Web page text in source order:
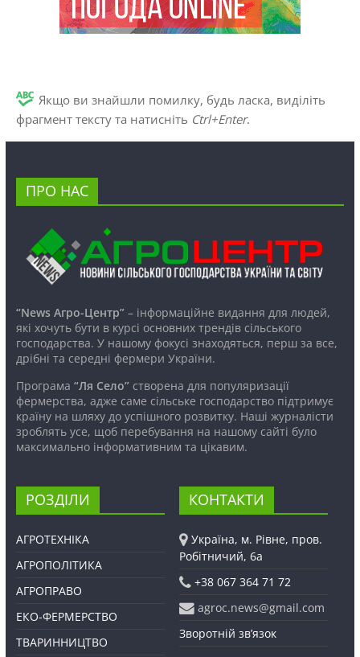
Якщо ви знайшли помилку, будь ласка, виділіть
фрагмент тексту та натисніть Ctrl+Enter.
ПРО НАС
“News Агро-Центр”– інформаційне видання для людей,
які хочуть бути в курсі основних трендів сільського
господарства. У нашому фокусі знаходяться, перш за все,
дрібні та середні фермери України.
Програма “Ля Село”створена для популяризації
фермерства, адже саме сільське господарство підтримує
країну на шляху до успішного розвитку. Наші журналісти
зроблять усе, щоб перебування на нашому сайті було
максимально інформативним та цікавим.
РОЗДІЛИ
АГРОТЕХНІКА
АГРОПОЛІТИКА
АГРОПРАВО
ЕКО-ФЕРМЕРСТВО
ТВАРИННИЦТВО
КОНТАКТИ
Україна, м. Рівне, пров.
Робітничий, 6а
+38 067 364 71 72
agroc.news@gmail.com
Зворотній зв’язок